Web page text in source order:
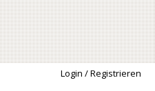
Login / Registrieren